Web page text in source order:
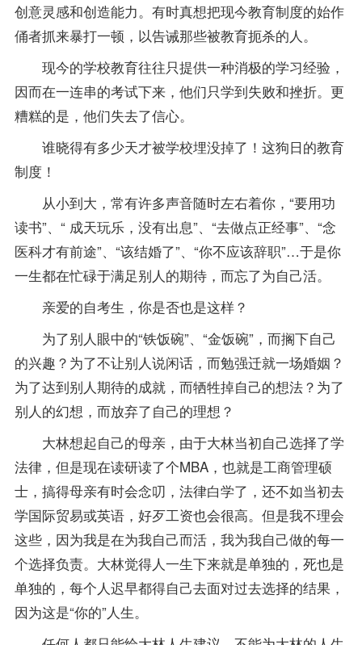
创意灵感和创造能力。有时真想把现今教育制度的始作
俑者抓来暴打一顿，以告诫那些被教育扼杀的人。
现今的学校教育往往只提供一种消极的学习经验，
因而在一连串的考试下来，他们只学到失败和挫折。更
糟糕的是，他们失去了信心。
谁晓得有多少天才被学校埋没掉了！这狗日的教育
制度！
从小到大，常有许多声音随时左右着你，“要用功
读书”、“ 成天玩乐，没有出息”、“去做点正经事”、“念
医科才有前途”、“该结婚了”、“你不应该辞职”…于是你
一生都在忙碌于满足别人的期待，而忘了为自己活。
亲爱的自考生，你是否也是这样？
为了别人眼中的“铁饭碗”、“金饭碗”，而搁下自己
的兴趣？为了不让别人说闲话，而勉强迁就一场婚姻？
为了达到别人期待的成就，而牺牲掉自己的想法？为了
别人的幻想，而放弃了自己的理想？
大林想起自己的母亲，由于大林当初自己选择了学
法律，但是现在读研读了个MBA，也就是工商管理硕
士，搞得母亲有时会念叨，法律白学了，还不如当初去
学国际贸易或英语，好歹工资也会很高。但是我不理会
这些，因为我是在为我自己而活，我为我自己做的每一
个选择负责。大林觉得人一生下来就是单独的，死也是
单独的，每个人迟早都得自己去面对过去选择的结果，
因为这是“你的”人生。